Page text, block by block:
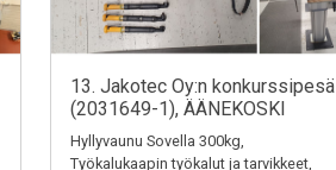
13. Jakotec Oy:n konkurssipesä
(2031649-1), ÄÄNEKOSKI
Hyllyvaunu Sovella 300kg,
Työkalukaapin työkalut ja tarvikkeet,